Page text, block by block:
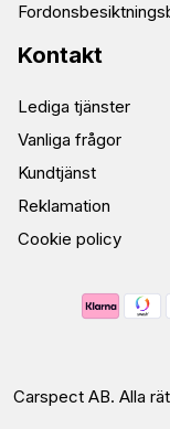
Kontakt
Lediga tjänster
Vanliga frågor
Kundtjänst
Reklamation
Cookie policy
Carspect AB. Alla